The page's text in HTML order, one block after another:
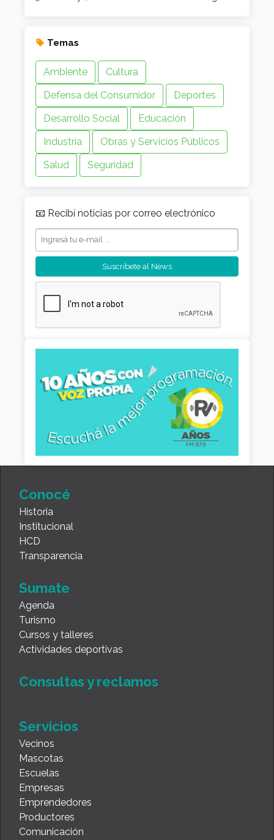
Temas
Ambiente
Cultura
Defensa del Consumidor
Deportes
Desarrollo Social
Educación
Industria
Obras y Servicios Públicos
Salud
Seguridad
📧 Recibí noticias por correo electrónico
Conocé
Historia
Institucional
HCD
Transparencia
Sumate
Agenda
Turismo
Cursos y talleres
Actividades deportivas
Consultas y reclamos
Servicios
Vecinos
Mascotas
Escuelas
Empresas
Emprendedores
Productores
Comunicación